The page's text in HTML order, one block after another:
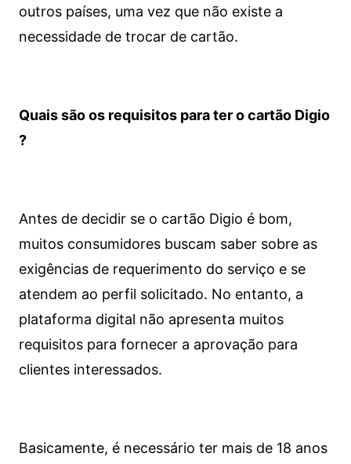
outros países, uma vez que não existe a
necessidade de trocar de cartão.
Quais são os requisitos para ter o cartão Digio
?
Antes de decidir se o cartão Digio é bom,
muitos consumidores buscam saber sobre as
exigências de requerimento do serviço e se
atendem ao perfil solicitado. No entanto, a
plataforma digital não apresenta muitos
requisitos para fornecer a aprovação para
clientes interessados.
Basicamente, é necessário ter mais de 18 anos